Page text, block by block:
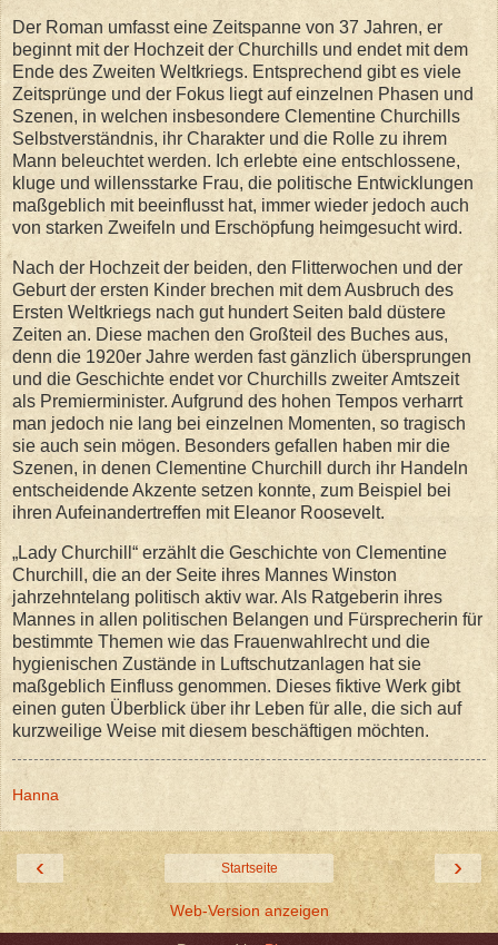
Der Roman umfasst eine Zeitspanne von 37 Jahren, er
beginnt mit der Hochzeit der Churchills und endet mit dem
Ende des Zweiten Weltkriegs. Entsprechend gibt es viele
Zeitsprünge und der Fokus liegt auf einzelnen Phasen und
Szenen, in welchen insbesondere Clementine Churchills
Selbstverständnis, ihr Charakter und die Rolle zu ihrem
Mann beleuchtet werden. Ich erlebte eine entschlossene,
kluge und willensstarke Frau, die politische Entwicklungen
maßgeblich mit beeinflusst hat, immer wieder jedoch auch
von starken Zweifeln und Erschöpfung heimgesucht wird.
Nach der Hochzeit der beiden, den Flitterwochen und der
Geburt der ersten Kinder brechen mit dem Ausbruch des
Ersten Weltkriegs nach gut hundert Seiten bald düstere
Zeiten an. Diese machen den Großteil des Buches aus,
denn die 1920er Jahre werden fast gänzlich übersprungen
und die Geschichte endet vor Churchills zweiter Amtszeit
als Premierminister. Aufgrund des hohen Tempos verharrt
man jedoch nie lang bei einzelnen Momenten, so tragisch
sie auch sein mögen. Besonders gefallen haben mir die
Szenen, in denen Clementine Churchill durch ihr Handeln
entscheidende Akzente setzen konnte, zum Beispiel bei
ihren Aufeinandertreffen mit Eleanor Roosevelt.
„Lady Churchill“ erzählt die Geschichte von Clementine
Churchill, die an der Seite ihres Mannes Winston
jahrzehntelang politisch aktiv war. Als Ratgeberin ihres
Mannes in allen politischen Belangen und Fürsprecherin für
bestimmte Themen wie das Frauenwahlrecht und die
hygienischen Zustände in Luftschutzanlagen hat sie
maßgeblich Einfluss genommen. Dieses fiktive Werk gibt
einen guten Überblick über ihr Leben für alle, die sich auf
kurzweilige Weise mit diesem beschäftigen möchten.
Hanna
‹ ›
Startseite
Web-Version anzeigen